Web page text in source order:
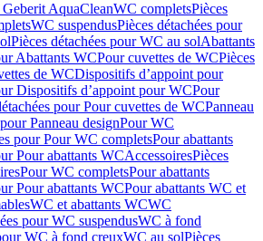
AquaCleanWC completsPièces
WC suspendusPièces détachées pour
Pièces détachées pour WC au solAbattants
Abattants WCPour cuvettes de WCPièces
de WCDispositifs d’appoint pour
Dispositifs d’appoint pour WCPour
pour Pour cuvettes de WCPanneau
Panneau designPour WC
pour Pour WC completsPour abattants
Pour abattants WCAccessoiresPièces
Pour WC completsPour abattants
Pour abattants WCPour abattants WC et
WC et abattants WCWC
pour WC suspendusWC à fond
WC à fond creuxWC au solPièces